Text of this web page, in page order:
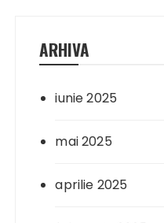
ARHIVA
iunie 2025
mai 2025
aprilie 2025